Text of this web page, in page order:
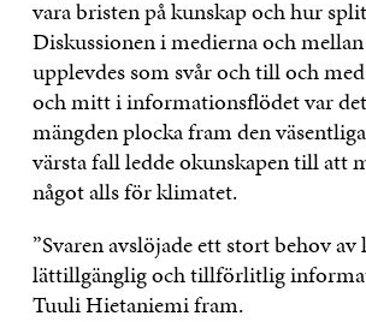
vara bristen på kunskap och hur
Diskussionen i medierna och
upplevdes som svår och till och
och mitt i informationsflödet var
mängden plocka fram den
värsta fall ledde okunskapen till att
något alls för klimatet.
”Svaren avslöjade ett stort behov
lättillgänglig och tillförlitlig
Tuuli Hietaniemi fram.